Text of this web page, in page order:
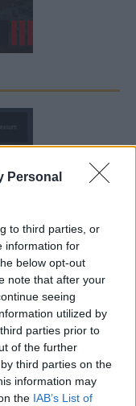
Personal
to third parties, or
information for
below opt-out
note that after your
seeing
utilized by
parties prior to
of the further
third parties on the
information may
the IAB’s List of